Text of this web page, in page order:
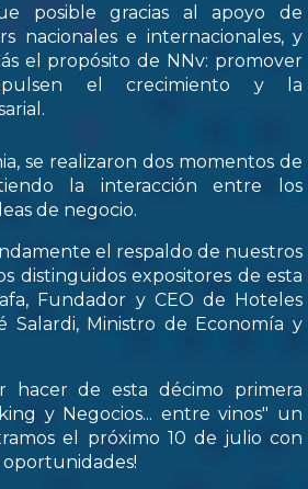
posible gracias al apoyo de
nacionales e internacionales, y
el propósito de NNv: promover
el crecimiento y la
se realizaron dos momentos de
la interacción entre los
de negocio.
el respaldo de nuestros
distinguidos expositores de esta
Fundador y CEO de Hoteles
Salardi, Ministro de Economía y
hacer de esta décimo primera
y Negocios... entre vinos" un
el próximo 10 de julio con